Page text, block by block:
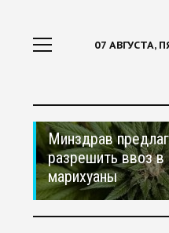
07 АВГУСТА,
Минздрав
разрешить ввоз
марихуаны